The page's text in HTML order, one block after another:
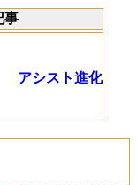
事
アシスト進化